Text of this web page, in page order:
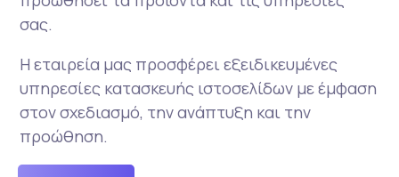
σας.
Η εταιρεία μας προσφέρει εξειδικευμένες
υπηρεσίες κατασκευής ιστοσελίδων με έμφαση
στον σχεδιασμό, την ανάπτυξη και την
προώθηση.